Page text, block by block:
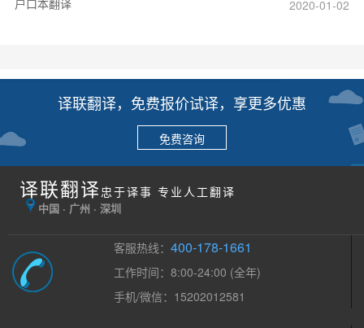
户口本翻译
2020-01-02
译联翻译，免费报价试译，享更多优惠
免费咨询
译联翻译 忠于译事 专业人工翻译
中国 · 广州 · 深圳
客服热线：400-178-1661
工作时间：8:00-24:00 (全年)
手机/微信：15202012581